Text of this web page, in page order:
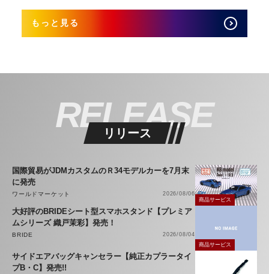
もっと見る
RELEASE
リリース
国際貿易がJDMカスタムのＲ34モデルカーを7月末
に発売
ワールドマーケット
2026/08/06
商品サービス
大好評のBRIDEシート型スマホスタンド【プレミア
ムシリーズ 織戸茉彩】発売！
BRIDE
2026/08/04
商品サービス
サイドエアバッグキャンセラー【純正カプラータイ
プB・C】発売!!